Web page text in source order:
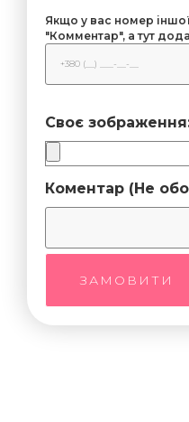
Якщо у вас номер
"Комментар", а тут
Своє
Коментар (Не